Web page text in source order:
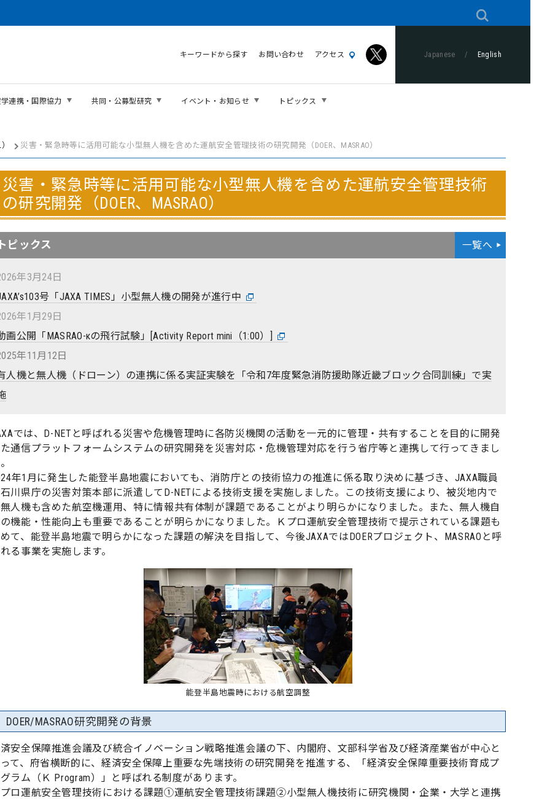
キーワードから探す お問い合わせ アクセス Japanese / English
連携・国際協力 共同・公募型研究 イベント・お知らせ トピックス
災害・緊急時等に活用可能な小型無人機を含めた運航安全管理技術の研究開発（DOER、MASRAO）
災害・緊急時等に活用可能な小型無人機を含めた運航安全管理技術
の研究開発（DOER、MASRAO）
ピックス 一覧へ
年3月24日
号「JAXA TIMES」小型無人機の開発が進行中
年1月29日
画公開「MASRAO-κの飛行試験」[Activity Report mini（1:00）]
年11月12日
人機と無人機（ドローン）の連携に係る実証実験を「令和7年度緊急消防援助隊近畿ブロック合同訓練」で実
では、D-NETと呼ばれる災害や危機管理時に各防災機関の活動を一元的に管理・共有することを目的に開発
通信プラットフォームシステムの研究開発を災害対応・危機管理対応を行う省庁等と連携して行ってきまし
年1月に発生した能登半島地震においても、消防庁との技術協力の推進に係る取り決めに基づき、JAXA職員
川県庁の災害対策本部に派遣してD-NETによる技術支援を実施しました。この技術支援により、被災地内で
人機も含めた航空機運用、特に情報共有体制が課題であることがより明らかになりました。また、無人機自
機能・性能向上も重要であることが明らかになりました。Ｋプロ運航安全管理技術で提示されている課題も
て、能登半島地震で明らかになった課題の解決を目指して、今後JAXAではDOERプロジェクト、MASRAOと呼
る事業を実施します。
能登半島地震時における航空調整
DOER/MASRAO研究開発の背景
安全保障推進会議及び統合イノベーション戦略推進会議の下、内閣府、文部科学省及び経済産業省が中心と
て、府省横断的に、経済安全保障上重要な先端技術の研究開発を推進する、「経済安全保障重要技術育成プ
ラム（Ｋ Program）」と呼ばれる制度があります。
ロ運航安全管理技術における課題①運航安全管理技術課題②小型無人機技術に研究機関・企業・大学と連携